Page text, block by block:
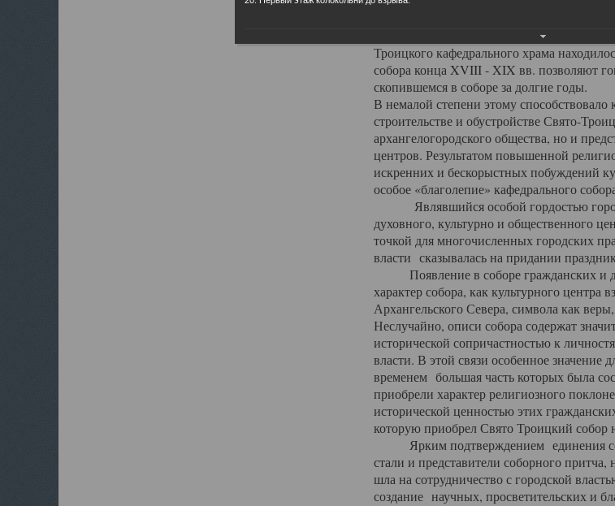
неповторимый красочный ансамбль
поражающий воображение своих
Троицкого кафедрального храма
собора конца XVIII - XIX вв. позволяют
скопившемся в соборе за долгие годы.
В немалой степени этому способствовало
строительстве и обустройстве Свято-
архангелогородского общества, но и
центров. Результатом повышенной
искренних и бескорыстных побуждений
особое «благолепие» кафедрального
Являвшийся особой гордостью
духовного, культурно и общественного
точкой для многочисленных городских
власти сказывалась на придании
Появление в соборе гражданских и
характер собора, как культурного
Архангельского Севера, символа как
Неслучайно, описи собора содержат
исторической сопричастностью к
власти. В этой связи особенное значение
временем большая часть которых была
приобрели характер религиозного
исторической ценностью этих
которую приобрел Свято Троицкий собор
Ярким подтверждением единения
стали и представители соборного
шла на сотрудничество с городской
создание научных, просветительских и